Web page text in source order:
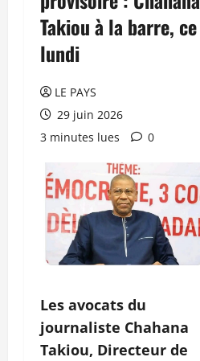
Takiou à la barre, ce
lundi
LE PAYS
29 juin 2026
3 minutes lues
0
Les avocats du
journaliste Chahana
Takiou, Directeur de